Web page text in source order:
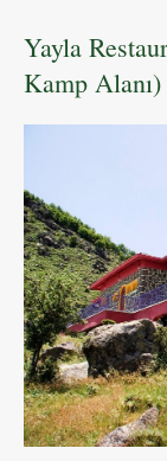
Yayla
Kamp Alanı)